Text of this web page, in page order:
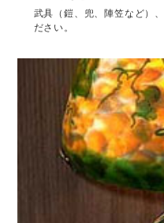
武具（鎧、兜、陣笠など）
ださい。